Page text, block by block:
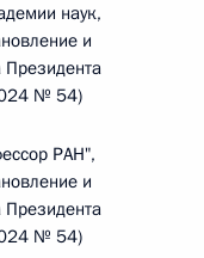
наук,
и
Президента
№ 54)
РАН",
и
Президента
№ 54)